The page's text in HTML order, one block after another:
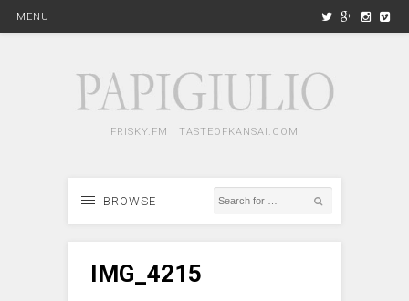
MENU
FRISKY.FM | TASTEOFKANSAI.COM
BROWSE
IMG_4215